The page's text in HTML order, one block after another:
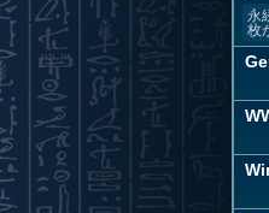
永
枚